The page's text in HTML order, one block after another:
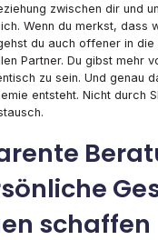
zwischen dir und
Wenn du merkst, dass
du auch offener in die
Partner. Du gibst mehr
zu sein. Und genau
entsteht. Nicht durch
schaffen